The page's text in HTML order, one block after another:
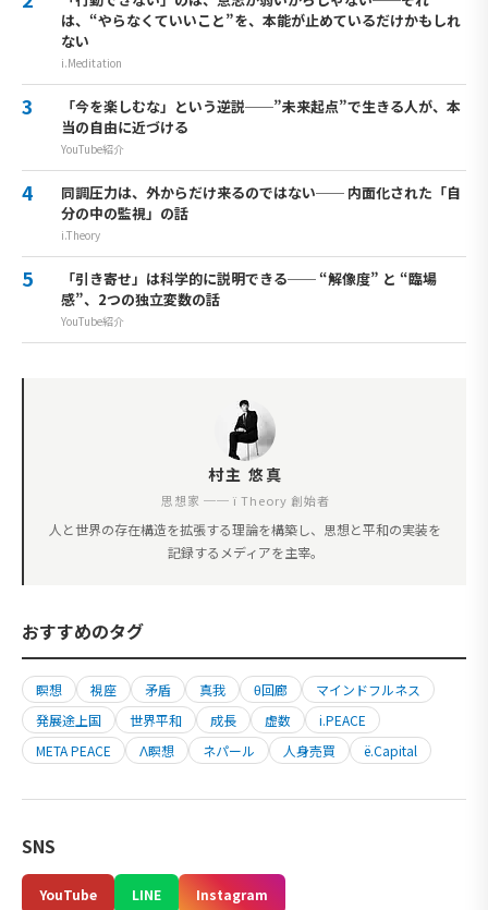
は、“やらなくていいこと”を、本能が止めているだけかもしれ
ない
i.Meditation
「今を楽しむな」という逆説──”未来起点”で生きる人が、本
当の自由に近づける
YouTube紹介
同調圧力は、外からだけ来るのではない── 内面化された「自
分の中の監視」の話
i.Theory
「引き寄せ」は科学的に説明できる── “解像度” と “臨場
感”、2つの独立変数の話
YouTube紹介
村主 悠真
思想家 ── ï Theory 創始者
人と世界の存在構造を拡張する理論を構築し、思想と平和の実装を
記録するメディアを主宰。
おすすめのタグ
瞑想 視座 矛盾 真我 θ回廊
マインドフルネス
発展途上国
世界平和 成長 虚数
i.PEACE
META PEACE
Λ瞑想 ネパール 人身売買 ë.Capital
SNS
YouTube LINE Instagram